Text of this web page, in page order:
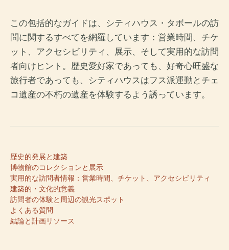
この包括的なガイドは、シティハウス・タボールの訪
問に関するすべてを網羅しています：営業時間、チケ
ット、アクセシビリティ、展示、そして実用的な訪問
者向けヒント。歴史愛好家であっても、好奇心旺盛な
旅行者であっても、シティハウスはフス派運動とチェ
コ遺産の不朽の遺産を体験するよう誘っています。
歴史的発展と建築
博物館のコレクションと展示
実用的な訪問者情報：営業時間、チケット、アクセシビリティ
建築的・文化的意義
訪問者の体験と周辺の観光スポット
よくある質問
結論と計画リソース